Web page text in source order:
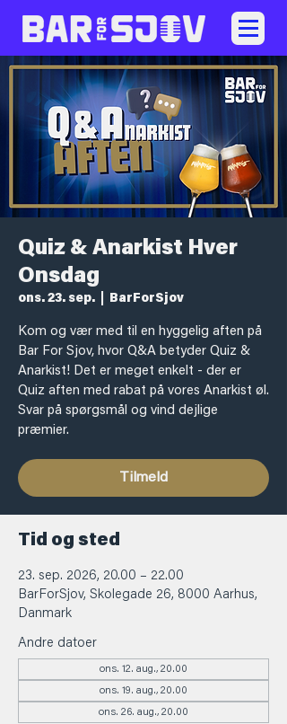
Quiz & Anarkist Hver
Onsdag
ons. 23. sep. BarForSjov
Kom og vær med til en hyggelig aften på
Bar For Sjov, hvor Q&A betyder Quiz &
Anarkist! Det er meget enkelt - der er
Quiz aften med rabat på vores Anarkist øl.
Svar på spørgsmål og vind dejlige
præmier.
Tilmeld
Tid og sted
23. sep. 2026, 20.00 – 22.00
BarForSjov, Skolegade 26, 8000 Aarhus,
Danmark
Andre datoer
ons. 12. aug., 20.00
ons. 19. aug., 20.00
ons. 26. aug., 20.00